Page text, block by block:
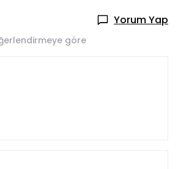
Yorum Yap
göre